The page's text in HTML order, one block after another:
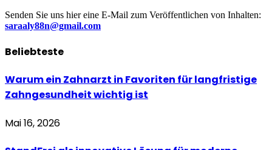
Senden Sie uns hier eine E-Mail zum Veröffentlichen von Inhalten:
saraaly88n@gmail.com
Beliebteste
Warum ein Zahnarzt in Favoriten für langfristige
Zahngesundheit wichtig ist
Mai 16, 2026